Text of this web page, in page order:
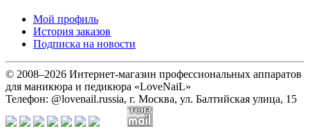
Мой профиль
История заказов
Подписка на новости
© 2008–2026 Интернет-магазин профессиональных аппаратов
для маникюра и педикюра «LoveNaiL»
Телефон: @lovenail.russia, г. Москва, ул. Балтийская улица, 15